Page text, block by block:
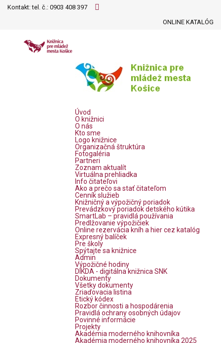
Kontakt: tel. č.: 0903 408 397
ONLINE KATALÓG
Úvod
O knižnici
O nás
Kto sme
Logo knižnice
Organizačná štruktúra
Fotogaléria
Partneri
Zoznam aktualít
Virtuálna prehliadka
Info čitateľovi
Ako a prečo sa stať čitateľom
Cenník služieb
Knižničný a výpožičný poriadok
Prevádzkový poriadok detského kútika
SmartLab – pravidlá používania
Predlžovanie výpožičiek
Online rezervácia kníh a hier cez katalóg
Expresný balíček
Pre školy
Spýtajte sa knižnice
Admin
Výpožičné hodiny
DIKDA - digitálna knižnica SNK
Dokumenty
Všetky dokumenty
Zriaďovacia listina
Etický kódex
Rozbor činnosti a hospodárenia
Pravidlá ochrany osobných údajov
Povinné informácie
Projekty
Akadémia moderného knihovníka
Akadémia moderného knihovníka 2025